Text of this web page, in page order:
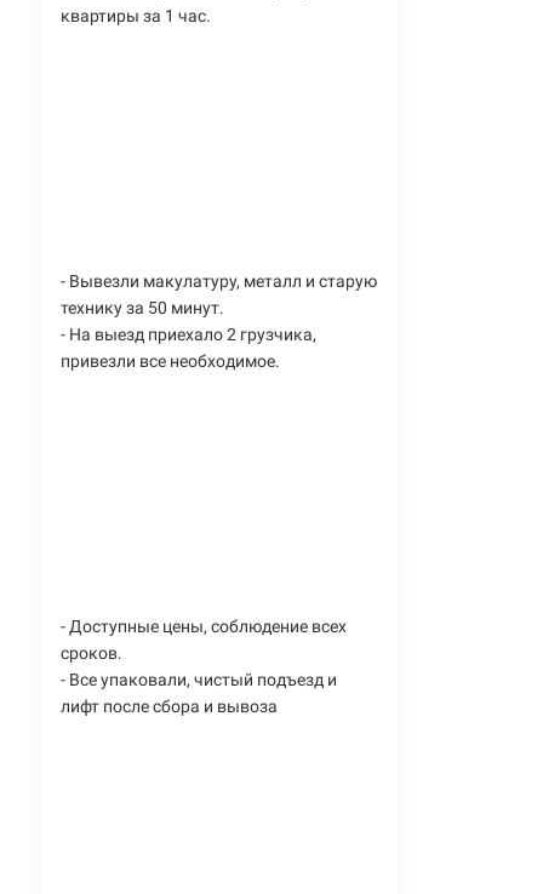
квартиры за 1 час.
- Вывезли макулатуру, металл и старую
технику за 50 минут.
- На выезд приехало 2 грузчика,
привезли все необходимое.
- Доступные цены, соблюдение всех
сроков.
- Все упаковали, чистый подъезд и
лифт после сбора и вывоза